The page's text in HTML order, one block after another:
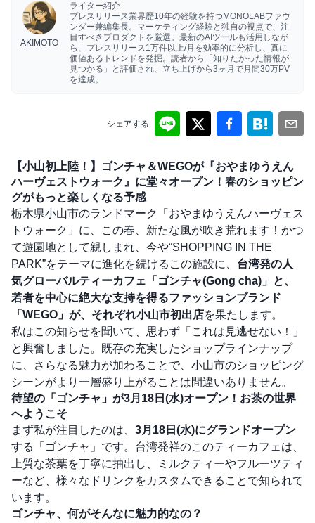
AKIMOTO
ライター紹介:
プレスリリース業界歴10年の経験を持つMONOLABファウ
ンダー兼編集長。マーケティング経験と独自の視点で、注
目すべきプロダクトを厳選。最新のAIツールも活用しなが
ら、プレスリリース1万件以上/月を効率的に分析し、真に
価値あるトレンドを発掘。読者から「知りたかった情報が
見つかる」と評価され、立ち上げから3ヶ月で月間30万PV
を達成。
シェアする
【小山初上陸！】ゴンチャ＆WEGOが『おやまゆうえん
ハーヴェストウォーク』に堂々オープン！春のショッピン
グがもっと楽しくなる予感
栃木県小山市のランドマーク「おやまゆうえんハーヴェス
トウォーク」に、この春、新たな風が吹き荒れます！かつ
て遊園地として親しまれ、今や“SHOPPING IN THE
PARK”をテーマに進化を続けるこの施設に、 台湾発の人
気グローバルティーカフェ「ゴンチャ(Gong cha)」と、
若者を中心に絶大な支持を得るファッションブランド
「WEGO」が、それぞれ小山市初出店を果たします。
私はこの知らせを聞いて、思わず「これは見逃せない！」
と興奮しました。既存の充実したショップラインナップ
に、さらなる魅力が加わることで、小山市のショッピング
シーンがより一層盛り上がることは間違いありません。
待望の「ゴンチャ」が3月18日(水)オープン！お茶の世界
へようこそ
まず私が注目したのは、 3月18日(水)にグランドオープン
する「ゴンチャ」です。台湾発祥のこのティーカフェは、
上質な茶葉を丁寧に抽出し、ミルクティーやフルーツティ
ーなど、様々なドリンクをカスタムできることで知られて
います。
ゴンチャ、何がそんなに魅力的なの？